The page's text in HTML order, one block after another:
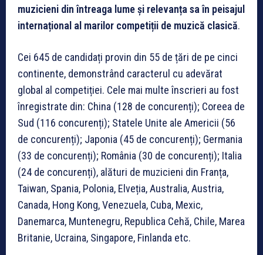
muzicieni din întreaga lume și relevanța sa în peisajul
internațional al marilor competiții de muzică clasică.
Cei 645 de candidați provin din 55 de țări de pe cinci
continente, demonstrând caracterul cu adevărat
global al competiției. Cele mai multe înscrieri au fost
înregistrate din: China (128 de concurenți); Coreea de
Sud (116 concurenți); Statele Unite ale Americii (56
de concurenți); Japonia (45 de concurenți); Germania
(33 de concurenți); România (30 de concurenți); Italia
(24 de concurenți), alături de muzicieni din Franța,
Taiwan, Spania, Polonia, Elveția, Australia, Austria,
Canada, Hong Kong, Venezuela, Cuba, Mexic,
Danemarca, Muntenegru, Republica Cehă, Chile, Marea
Britanie, Ucraina, Singapore, Finlanda etc.